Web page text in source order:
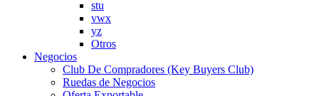
stu
vwx
yz
Otros
Negocios
Club De Compradores (Key Buyers Club)
Ruedas de Negocios